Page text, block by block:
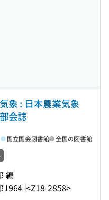
象 : 日本農業気象
会誌
編
1964-<Z18-2858>
国立国会図書館 全国の図書館